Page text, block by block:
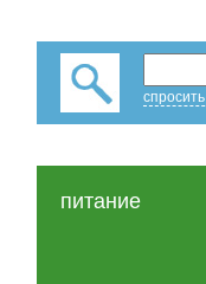
питание